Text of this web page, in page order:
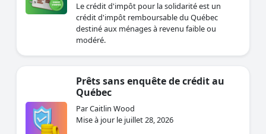
Le crédit d'impôt pour la solidarité est un
crédit d'impôt remboursable du Québec
destiné aux ménages à revenu faible ou
modéré.
Prêts sans enquête de crédit au
Québec
Par Caitlin Wood
Mise à jour le juillet 28, 2026